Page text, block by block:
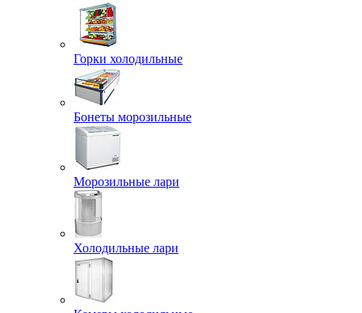
Горки холодильные
Бонеты морозильные
Морозильные лари
Холодильные лари